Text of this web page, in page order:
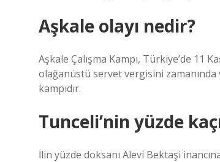
Aşkale olayı nedir?
Aşkale Çalışma Kampı, Türkiye’de 11
olağanüstü servet vergisini zamanında
kampıdır.
Tunceli’nin yüzde
İlin yüzde doksanı Alevi Bektaşi